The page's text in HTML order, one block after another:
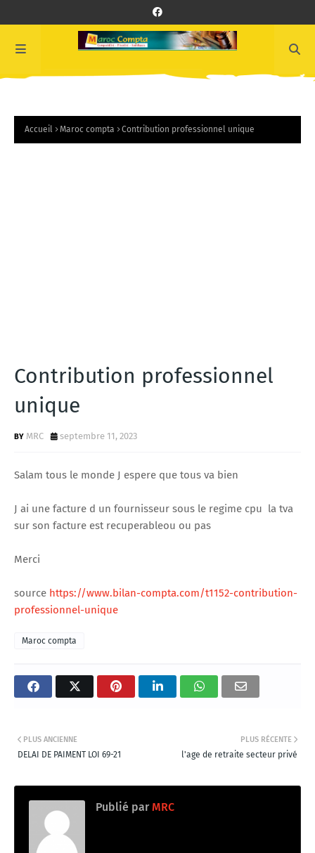
Accueil Maroc compta Contribution professionnel unique
Contribution professionnel
unique
MRC septembre 11, 2023
Salam tous le monde J espere que tous va bien
J ai une facture d un fournisseur sous le regime cpu la tva
sur son facture est recuperableou ou pas
Merci
source https://www.bilan-compta.com/t1152-contribution-
professionnel-unique
Maroc compta
PLUS RÉCENTE
l'age de retraite secteur privé
PLUS ANCIENNE
DELAI DE PAIMENT LOI 69-21
Publié par MRC